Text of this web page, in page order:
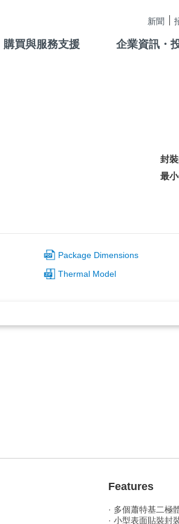
新聞
購買與服務支援 企業資訊・
封裝|
最
Package Dimensions
Thermal Model
Features
· 多個蕭特基二極
· 小型表面貼裝封